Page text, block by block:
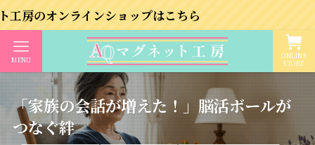
インショップはこちら
ONLINE
STORE
MENU
「家族の会話が増えた！」脳活ボールが
つなぐ絆